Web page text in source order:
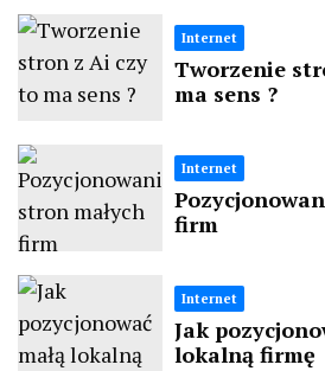
Internet
Tworzenie
ma sens ?
Internet
firm
Internet
Jak
lokalną firmę